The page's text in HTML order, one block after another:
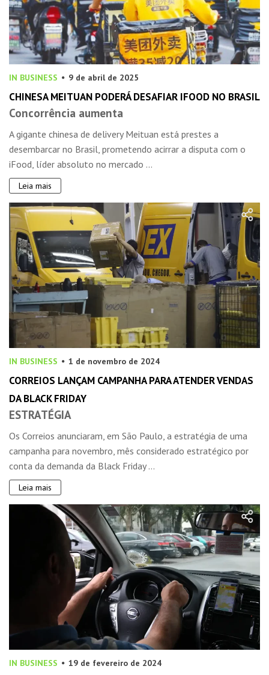
IN BUSINESS 9 de abril de 2025
CHINESA MEITUAN PODERÁ DESAFIAR IFOOD NO BRASIL
Concorrência aumenta
A gigante chinesa de delivery Meituan está prestes a
desembarcar no Brasil, prometendo acirrar a disputa com o
iFood, líder absoluto no mercado ...
Leia mais
IN BUSINESS 1 de novembro de 2024
CORREIOS LANÇAM CAMPANHA PARA ATENDER VENDAS
DA BLACK FRIDAY
ESTRATÉGIA
Os Correios anunciaram, em São Paulo, a estratégia de uma
campanha para novembro, mês considerado estratégico por
conta da demanda da Black Friday ...
Leia mais
IN BUSINESS 19 de fevereiro de 2024